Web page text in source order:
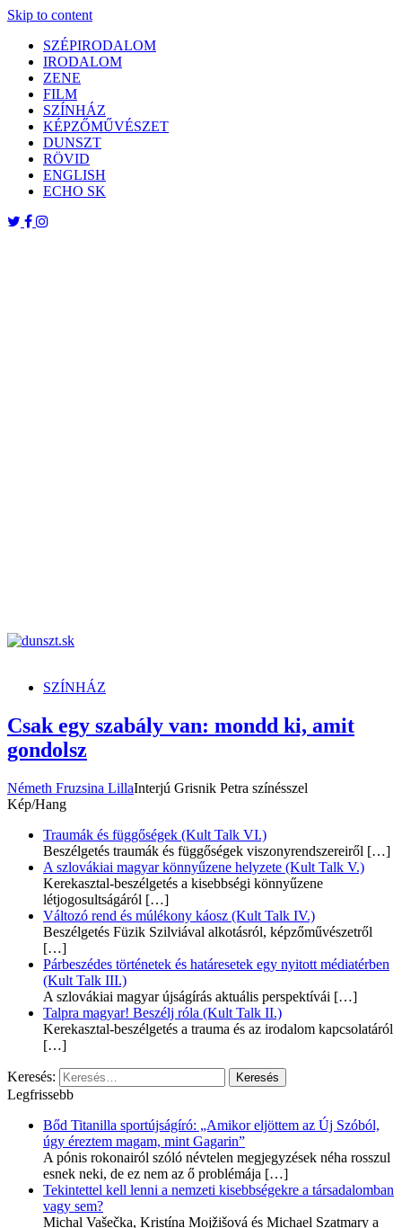
Skip to content
SZÉPIRODALOM
IRODALOM
ZENE
FILM
SZÍNHÁZ
KÉPZŐMŰVÉSZET
DUNSZT
RÖVID
ENGLISH
ECHO SK
SZÍNHÁZ
Csak egy szabály van: mondd ki, amit
gondolsz
Németh Fruzsina LillaInterjú Grisnik Petra színésszel
Kép/Hang
Traumák és függőségek (Kult Talk VI.)
Beszélgetés traumák és függőségek viszonyrendszereiről […]
A szlovákiai magyar könnyűzene helyzete (Kult Talk V.)
Kerekasztal-beszélgetés a kisebbségi könnyűzene
létjogosultságáról […]
Változó rend és múlékony káosz (Kult Talk IV.)
Beszélgetés Füzik Szilviával alkotásról, képzőművészetről
[…]
Párbeszédes történetek és határesetek egy nyitott médiatérben
(Kult Talk III.)
A szlovákiai magyar újságírás aktuális perspektívái […]
Talpra magyar! Beszélj róla (Kult Talk II.)
Kerekasztal-beszélgetés a trauma és az irodalom kapcsolatáról
[…]
Keresés:
Legfrissebb
Bőd Titanilla sportújságíró: „Amikor eljöttem az Új Szóból,
úgy éreztem magam, mint Gagarin”
A pónis rokonairól szóló névtelen megjegyzések néha rosszul
esnek neki, de ez nem az ő problémája […]
Tekintettel kell lenni a nemzeti kisebbségekre a társadalomban
vagy sem?
Michal Vašečka, Kristína Mojžišová és Michael Szatmary a